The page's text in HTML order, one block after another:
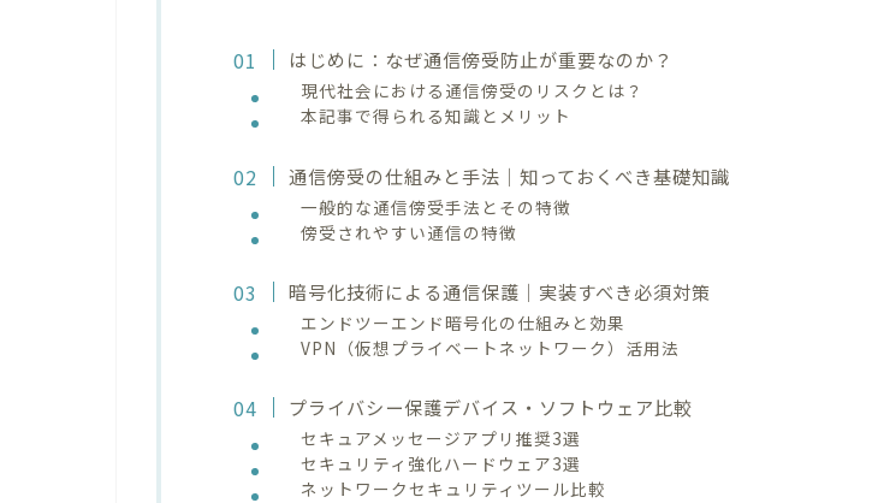
はじめに：なぜ通信傍受防止が重要なのか？
現代社会における通信傍受のリスクとは？
本記事で得られる知識とメリット
通信傍受の仕組みと手法｜知っておくべき基礎知識
一般的な通信傍受手法とその特徴
傍受されやすい通信の特徴
暗号化技術による通信保護｜実装すべき必須対策
エンドツーエンド暗号化の仕組みと効果
VPN（仮想プライベートネットワーク）活用法
プライバシー保護デバイス・ソフトウェア比較
セキュアメッセージアプリ推奨3選
セキュリティ強化ハードウェア3選
ネットワークセキュリティツール比較